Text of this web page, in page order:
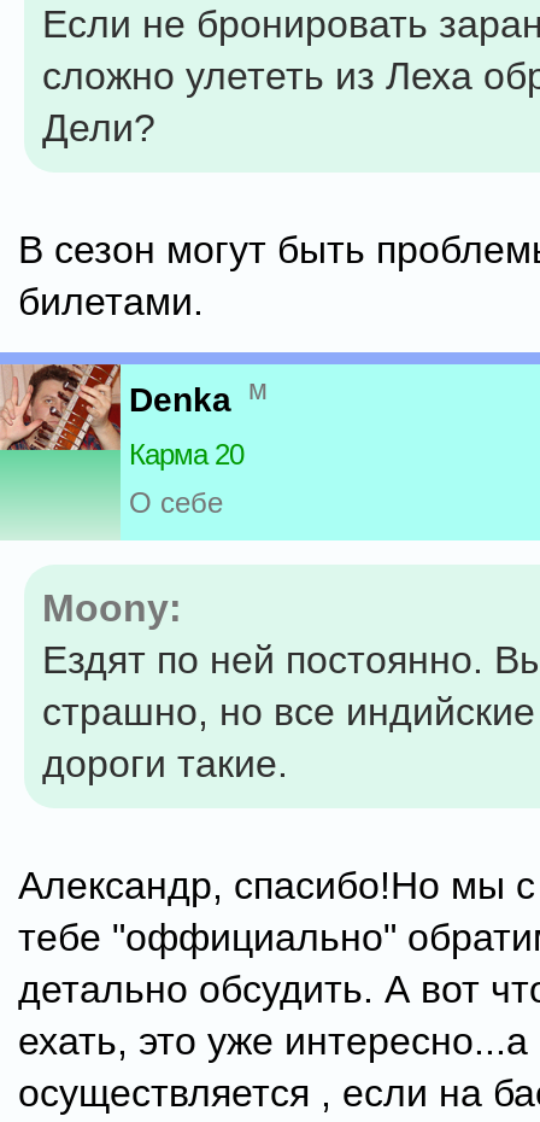
Если не бронировать
сложно улететь из Леха
Дели?
В сезон могут быть
билетами.
Denka м
Карма 20
О себе
Moony:
Ездят по ней постоянно.
страшно, но все
дороги такие.
Александр, спасибо!Но мы
тебе "оффициально"
детально обсудить. А вот
ехать, это уже интересно...а
осуществляется , если на